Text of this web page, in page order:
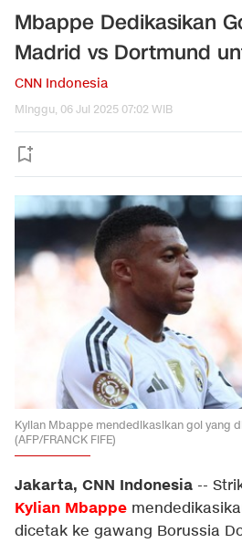
Mbappe Dedikasikan
Madrid vs Dortmund
CNN Indonesia
Minggu, 06 Jul 2025 07:02 WIB
Kylian Mbappe mendedikasikan gol yang
(AFP/FRANCK FIFE)
Jakarta, CNN Indonesia --
Kylian Mbappe
dicetak ke gawang Borussia